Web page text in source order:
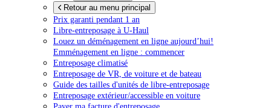
Retour au menu principal
Prix garanti pendant 1 an
Libre-entreposage à U-Haul
Louez un déménagement en ligne aujourd’hui!
Emménagement en ligne : commencer
Entreposage climatisé
Entreposage de VR, de voiture et de bateau
Guide des tailles d'unités de libre-entreposage
Entreposage extérieur/accessible en voiture
Payer ma facture d'entreposage